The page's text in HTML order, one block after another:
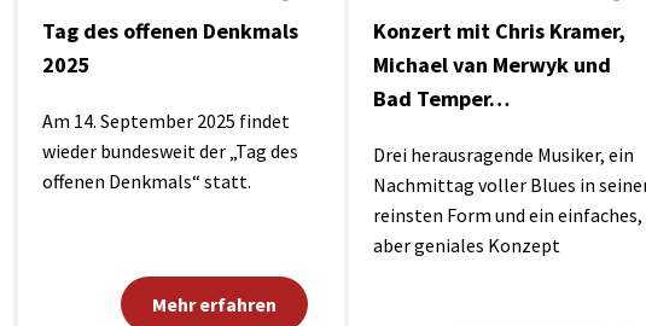
Tag des offenen Denkmals
2025
Am 14. September 2025 findet
wieder bundesweit der „Tag des
offenen Denkmals“ statt.
Mehr erfahren
Konzert mit Chris Kramer,
Michael van Merwyk und
Bad Temper…
Drei herausragende Musiker, ein
Nachmittag voller Blues in
reinsten Form und ein einfaches,
aber geniales Konzept